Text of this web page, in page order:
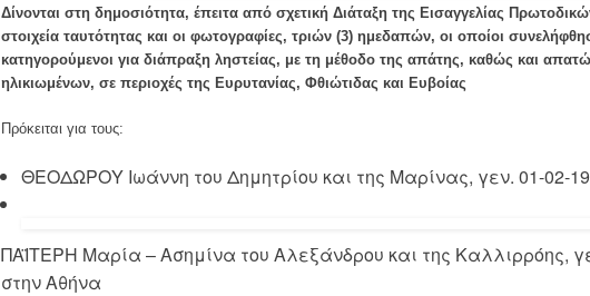
Δίνονται στη δημοσιότητα, έπειτα από σχετική Διάταξη της Εισαγγελίας
στοιχεία ταυτότητας και οι φωτογραφίες, τριών (3) ημεδαπών, οι οποίοι
κατηγορούμενοι για διάπραξη ληστείας, με τη μέθοδο της απάτης, καθώς και
ηλικιωμένων, σε περιοχές της Ευρυτανίας, Φθιώτιδας και Ευβοίας
Πρόκειται για τους:
ΘΕΟΔΩΡΟΥ Ιωάννη του Δημητρίου και της Μαρίνας, γεν. 01-02-
ΠΑΪΤΕΡΗ Μαρία – Ασημίνα του Αλεξάνδρου και της Καλλιρρόης,
στην Αθήνα